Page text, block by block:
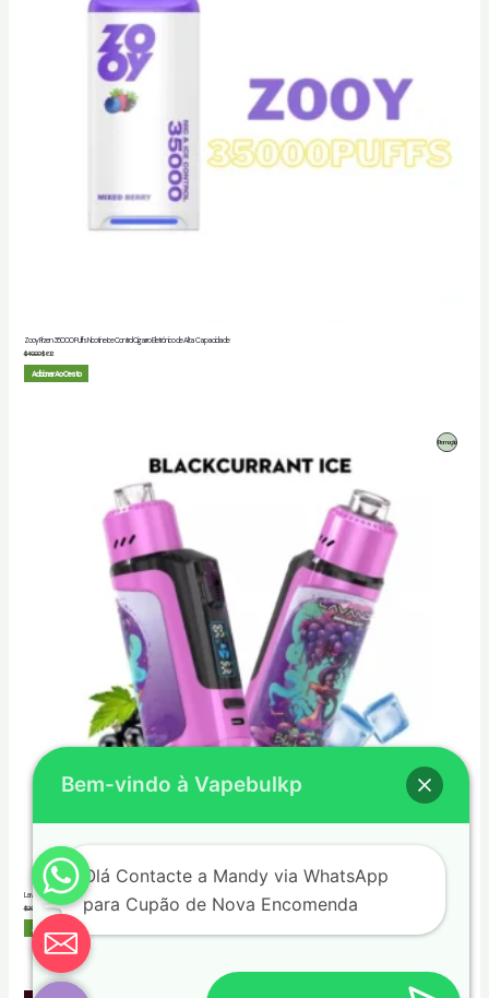
Zooy Firzen 35000 Puffs Nicotine Ice Control Cigarro Eletrónico de Alta Capacidade
$40.00$6.12
Adicionar Ao Cesto
Lavande BM18000 Puffs Vape Recarregável Cigarro Eletrónico de Alta Capacidade
PromoçãoProduto
$20.00 7.01
Adicionar Ao Cesto
Bem-vindo à Vapebulkp
Olá Contacte a Mandy via WhatsApp
para Cupão de Nova Encomenda
Hide
Chaty